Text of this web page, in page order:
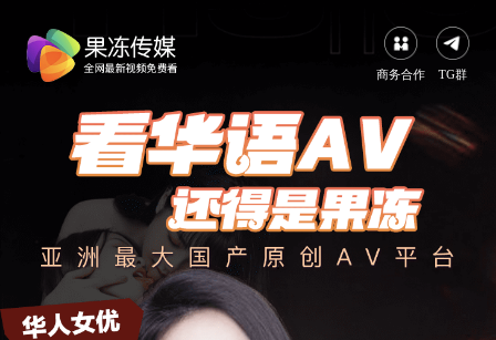
商务合作 TG群